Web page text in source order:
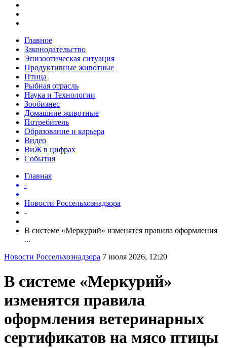
Главное
Законодательство
Эпизоотическая ситуация
Продуктивные животные
Птица
Рыбная отрасль
Наука и Технологии
Зообизнес
Домашние животные
Потребитель
Образование и карьера
Видео
ВиЖ в цифрах
События
Главная
-
Новости Россельхознадзора
-
В системе «Меркурий» изменятся правила оформления
...
Новости Россельхознадзора 7 июля 2026, 12:20
В системе «Меркурий»
изменятся правила
оформления ветеринарных
сертификатов на мясо птицы